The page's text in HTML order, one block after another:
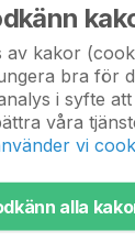
av kakor
bra för
i syfte
våra
vi
alla